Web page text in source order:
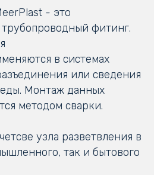
- это
фитинг.
в системах
или сведения
Монтаж данных
методом сварки.
узла разветвления в
так и бытового